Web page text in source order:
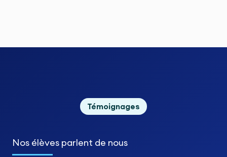
Témoignages
Nos élèves parlent de nous